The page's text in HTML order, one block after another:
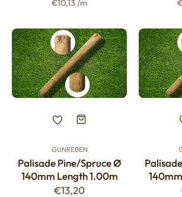
price
€10,13 /m
GUNREBEN
Palisade Pine/spruce Ø
140mm Length 1.00m
Regular
€13,20